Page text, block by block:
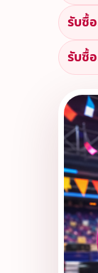
รับซื้
รับซื้